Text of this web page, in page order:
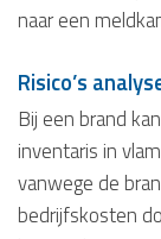
naar een
Risico’s
Bij een brand
inventaris in
vanwege de
bedrijfskosten